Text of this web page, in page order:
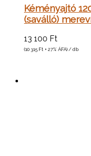
Kéményajtó
(saválló)
13 100 Ft
(10 315 Ft + 27% ÁFA) / db